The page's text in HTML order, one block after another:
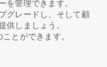
を管理できます。
グレードし、そして顧
供しましょう。
とができます。